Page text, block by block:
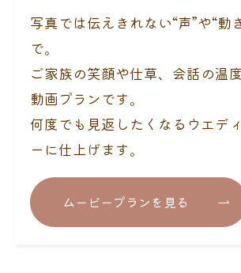
写真では伝えきれない“声”や“動
で。
ご家族の笑顔や仕草、会話の温
動画プランです。
何度でも見返したくなるウエデ
ーに仕上げます。
ムービープランを見る